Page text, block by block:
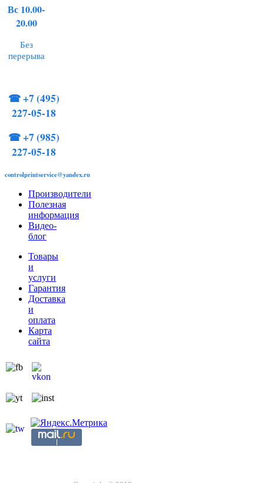
Вс 10.00-
20.00
Без
перерыва
☎+7 (495)
227-05-18
☎+7 (985)
227-05-18
controlprintservice@yandex.ru
Производители
Полезная
информация
Видео-
блог
Товары
и
услуги
Гарантия
Доставка
и
оплата
Карта
сайта